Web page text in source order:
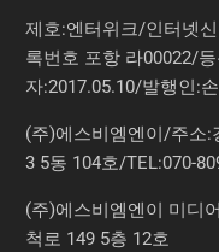
제호:엔터위크/인터넷
록번호 포항 라00022/
자:2017.05.10/발행인:
(주)에스비엠엔이/주소:
3 5동 104호/TEL:070-
(주)에스비엠엔이 미디
척로 149 5층 12호